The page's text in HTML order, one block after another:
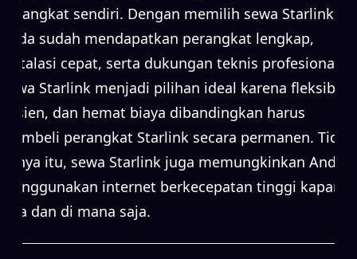
perangkat sendiri. Dengan memilih sewa Starlink,
Anda sudah mendapatkan perangkat lengkap,
instalasi cepat, serta dukungan teknis profesional.
Sewa Starlink menjadi pilihan ideal karena fleksibel,
efisien, dan hemat biaya dibandingkan harus
membeli perangkat Starlink secara permanen. Tidak
hanya itu, sewa Starlink juga memungkinkan Anda
menggunakan internet berkecepatan tinggi kapan
saja dan di mana saja.